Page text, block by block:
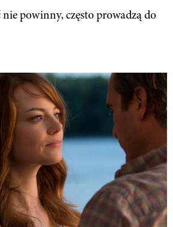
powinny, często prowadzą do